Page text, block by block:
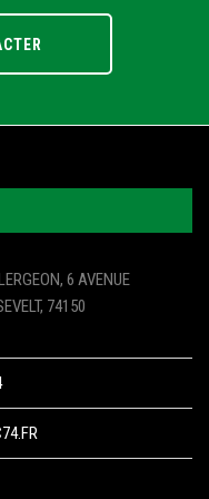
6 AVENUE
74150